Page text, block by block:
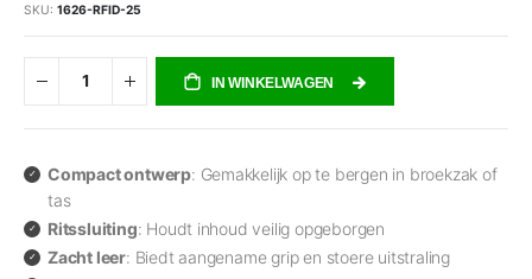
SKU 1626-RFID-25
IN WINKELWAGEN
Compact ontwerp: Gemakkelijk op te bergen in broekzak of
tas
Ritssluiting: Houdt inhoud veilig opgeborgen
Zacht leer: Biedt aangename grip en stoere uitstraling